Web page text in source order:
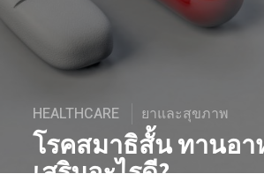
HEALTHCARE ยาและสุขภาพ
โรคสมาธิสั้น ทานอา
เสริมอะไรดี?